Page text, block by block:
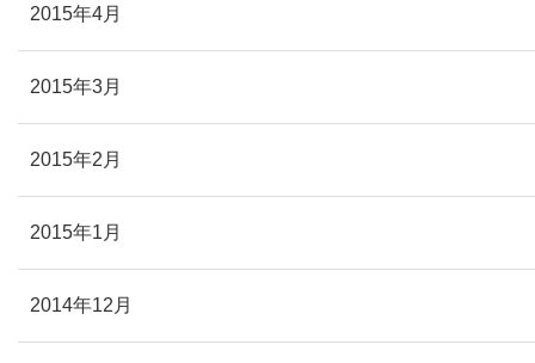
2015年4月
2015年3月
2015年2月
2015年1月
2014年12月